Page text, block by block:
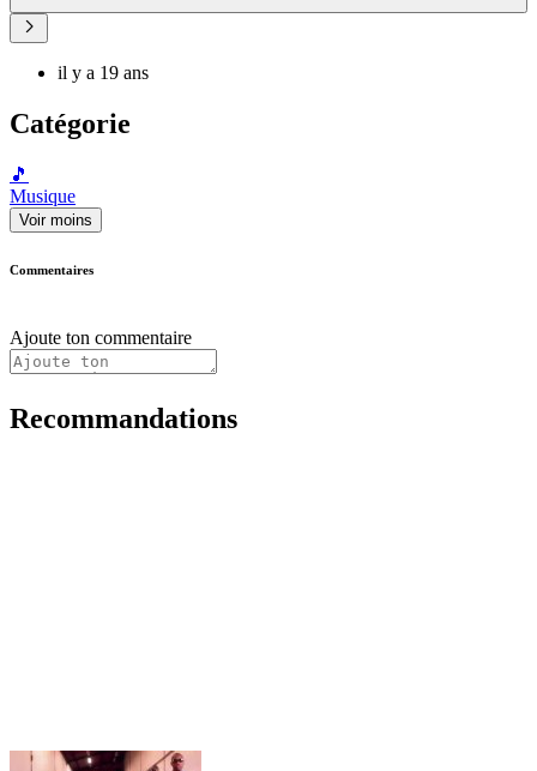
il y a 19 ans
Catégorie
🎵
Musique
Voir moins
Commentaires
Ajoute ton commentaire
Recommandations